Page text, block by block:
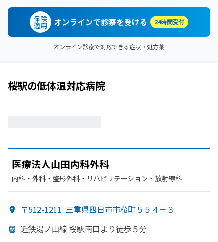
保険
適用 オンラインで診察を受ける 24時間受付
オンライン診療で対応できる症状・処方薬
桜駅の低体温対応病院
医療法人山田内科外科
内科・​外科・​整形外科・​リハビリテーション・​放射線科
〒512-1211 三重県四日市市桜町５５４－３
近鉄湯ノ山線 桜駅南口より徒歩５分